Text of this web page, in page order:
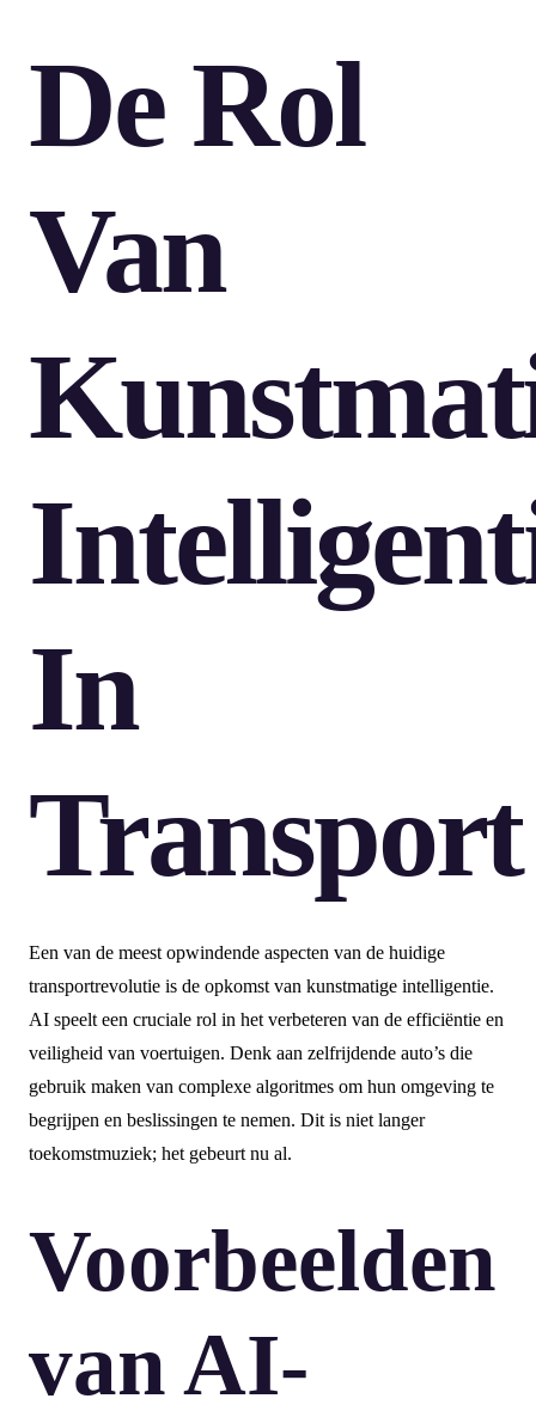
De Rol
Van
In
Transport
Een van de meest opwindende aspecten van de huidige
transportrevolutie is de opkomst van kunstmatige intelligentie.
AI speelt een cruciale rol in het verbeteren van de efficiëntie en
veiligheid van voertuigen. Denk aan zelfrijdende auto’s die
gebruik maken van complexe algoritmes om hun omgeving te
begrijpen en beslissingen te nemen. Dit is niet langer
toekomstmuziek; het gebeurt nu al.
Voorbeelden
van AI-